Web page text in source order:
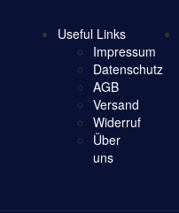
Useful Links
Impressum
Datenschutz
AGB
Versand
Widerruf
Über
uns